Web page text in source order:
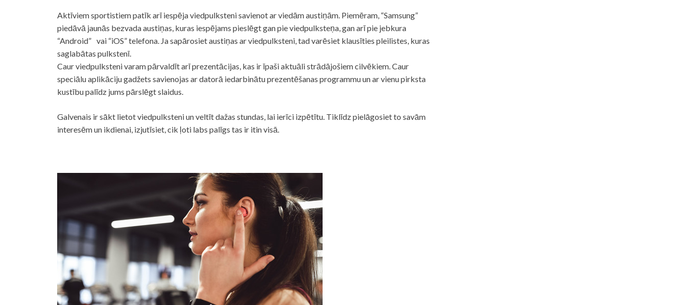
Aktīviem sportistiem patīk arī iespēja viedpulksteni savienot ar viedām austiņām. Piemēram, “Samsung”
piedāvā jaunās bezvada austiņas, kuras iespējams pieslēgt gan pie viedpulksteņa, gan arī pie jebkura
“Android” vai “iOS” telefona. Ja sapārosiet austiņas ar viedpulksteni, tad varēsiet klausīties pleilistes, kuras
saglabātas pulkstenī.
Caur viedpulksteni varam pārvaldīt arī prezentācijas, kas ir īpaši aktuāli strādājošiem cilvēkiem. Caur
speciālu aplikāciju gadžets savienojas ar datorā iedarbinātu prezentēšanas programmu un ar vienu pirksta
kustību palīdz jums pārslēgt slaidus.
Galvenais ir sākt lietot viedpulksteni un veltīt dažas stundas, lai ierīci izpētītu. Tiklīdz pielāgosiet to savām
interesēm un ikdienai, izjutīsiet, cik ļoti labs palīgs tas ir itin visā.